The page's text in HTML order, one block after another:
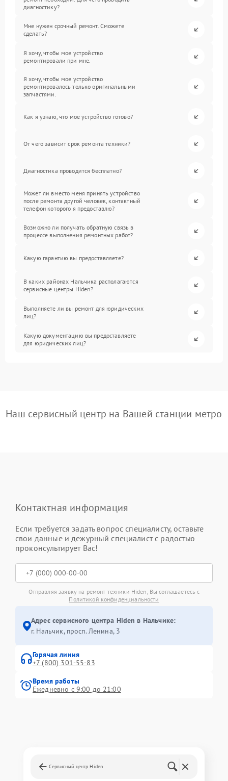
диагностику?
Мне нужен срочный ремонт. Сможете
сделать?
Я хочу, чтобы мое устройство
ремонтировали при мне.
Я хочу, чтобы мое устройство
ремонтировалось только оригинальными
запчастями.
Как я узнаю, что мое устройство готово?
От чего зависит срок ремонта техники?
Диагностика проводится бесплатно?
Может ли вместо меня принять устройство
после ремонта другой человек, контактный
телефон которого я предоставлю?
Возможно ли получать обратную связь в
процессе выполнения ремонтных работ?
Какую гарантию вы предоставляете?
В каких районах Нальчика располагаются
сервисные центры Hiden?
Выполняете ли вы ремонт для юридических
лиц?
Какую документацию вы предоставляете
для юридических лиц?
Наш сервисный центр на Вашей станции метро
Контактная информация
Если требуется задать вопрос специалисту, оставьте
свои данные и дежурный специалист с радостью
проконсультирует Вас!
Отправляя заявку на ремонт техники Hiden, Вы соглашаетесь с
Политикой конфиденциальности
Адрес сервисного центра Hiden в Нальчике:
г. Нальчик, просп. Ленина, 3
Горячая линия
+7 (800) 301-55-83
Время работы
Ежедневно с 9:00 до 21:00
Сервисный центр Hiden